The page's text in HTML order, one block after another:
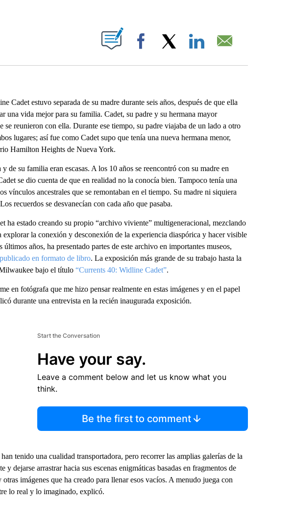
RECEIVE NOTIFICATIONS ABOUT NEW PAGES ON "".
Facebook
Cadet estuvo separada de su madre durante seis años, después de que ella
una vida mejor para su familia. Cadet, su padre y su hermana mayor
se reunieron con ella. Durante ese tiempo, su padre viajaba de un lado a otro
lugares; así fue como Cadet supo que tenía una nueva hermana menor,
Hamilton Heights de Nueva York.
de su familia eran escasas. A los 10 años se reencontró con su madre en
se dio cuenta de que en realidad no la conocía bien. Tampoco tenía una
vínculos ancestrales que se remontaban en el tiempo. Su madre ni siquiera
recuerdos se desvanecían con cada año que pasaba.
ha estado creando su propio “archivo viviente” multigeneracional, mezclando
la conexión y desconexión de la experiencia diaspórica y hacer visible
años, ha presentado partes de este archivo en importantes museos,
en formato de libro. La exposición más grande de su trabajo hasta la
bajo el título “Currents 40: Widline Cadet”.
en fotógrafa que me hizo pensar realmente en estas imágenes y en el papel
durante una entrevista en la recién inaugurada exposición.
Start the Conversation
Have your say.
Leave a comment below and let us know what you
think.
Be the first to comment
tenido una cualidad transportadora, pero recorrer las amplias galerías de la
y dejarse arrastrar hacia sus escenas enigmáticas basadas en fragmentos de
imágenes que ha creado para llenar esos vacíos. A menudo juega con
lo real y lo imaginado, explicó.